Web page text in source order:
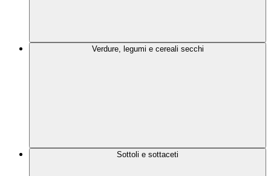
Verdure, legumi e cereali secchi
Sottoli e sottaceti